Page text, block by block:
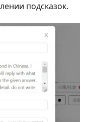
подсказок.